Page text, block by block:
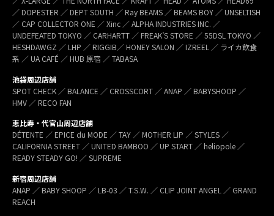
／ DOPESTER ／ DEPT SOUTH ／ Ray BEAMS ／ BEAMS BOY ／ UNSELTISH
／ CAP COLLECTOR ONE ／ Xinc ／ ALPHA INDUSTRIES INC. ／
UNDEFEATED TOKYO ／ CARHARTT ／ FREAK’S STORE ／ 55DSL TOKYO ／
HESHDAWGZ ／ LHP ／ RIGGIB／ HONEY SALON ／ IZREEL ／ ライカ飲食
系 ／ UA CAFÉ ／ HUB 原宿 ／ TABASA
池袋周辺店舗
SPOT CHECK ／ BALANCE ／ CROSSCORT ／ ANAP ／ BABYSHOOP ／
HMV ／ RECO FAN
恵比寿・代官山周辺店舗
DÉTENTE ／ EPICE du MODE ／ TAY ／ MOTHER LIP ／ STYLES ／
CALIFORNIA STREET ／ UNITED BAMBOO ／ UP START ／ heliopole ／
READY STEADY GO! ／ SUPREME
新宿周辺店舗
ANAP ／ BABY SHOOP ／ LB-03 ／ T.S.W. ／ CLIP JOINT ANGEL ／ GRAND
REACH